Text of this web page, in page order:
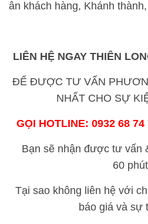
ân khách hàng, Khánh
LIÊN HỆ NGAY THIÊN
ĐỂ ĐƯỢC TƯ VẤN
NHẤT CHO SỰ
GỌI HOTLINE: 0932 68
Bạn sẽ nhận được tư vấn
60
Tại sao không liên hệ với
báo giá và sự